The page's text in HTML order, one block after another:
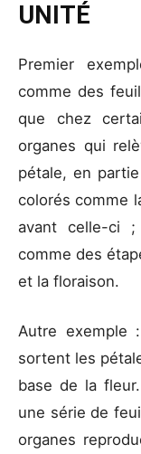
UNITÉ
Premier
comme des
que chez
organes qui
pétale, en
colorés comme
avant celle-ci ;
comme des
et la floraison.
Autre exemple
sortent les
base de la
une série de
organes